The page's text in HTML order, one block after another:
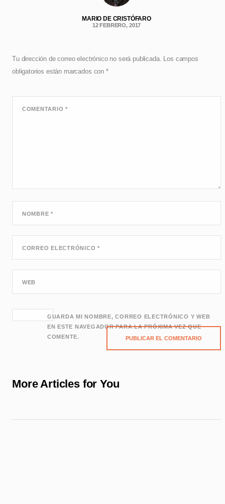
MARIO DE CRISTÓFARO
12 FEBRERO, 2017
Tu dirección de correo electrónico no será publicada. Los campos
obligatorios están marcados con *
COMENTARIO*
NOMBRE*
CORREO ELECTRÓNICO*
WEB
GUARDA MI NOMBRE, CORREO ELECTRÓNICO Y WEB
EN ESTE NAVEGADOR PARA LA PRÓXIMA VEZ QUE
COMENTE.
More Articles for You